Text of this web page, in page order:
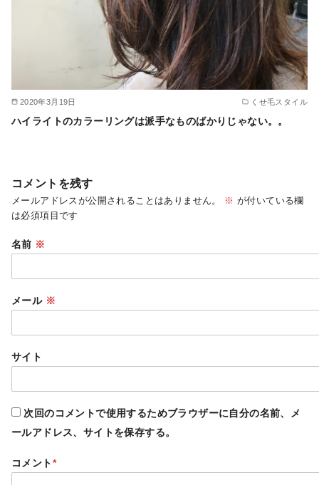
2020年3月19日 くせ毛スタイル
ハイライトのカラーリングは派手なものばかりじゃない。。
コメントを残す
メールアドレスが公開されることはありません。 ※ が付いている欄
は必須項目です
名前 ※
メール ※
サイト
次回のコメントで使用するためブラウザーに自分の名前、メ
ールアドレス、サイトを保存する。
コメント*